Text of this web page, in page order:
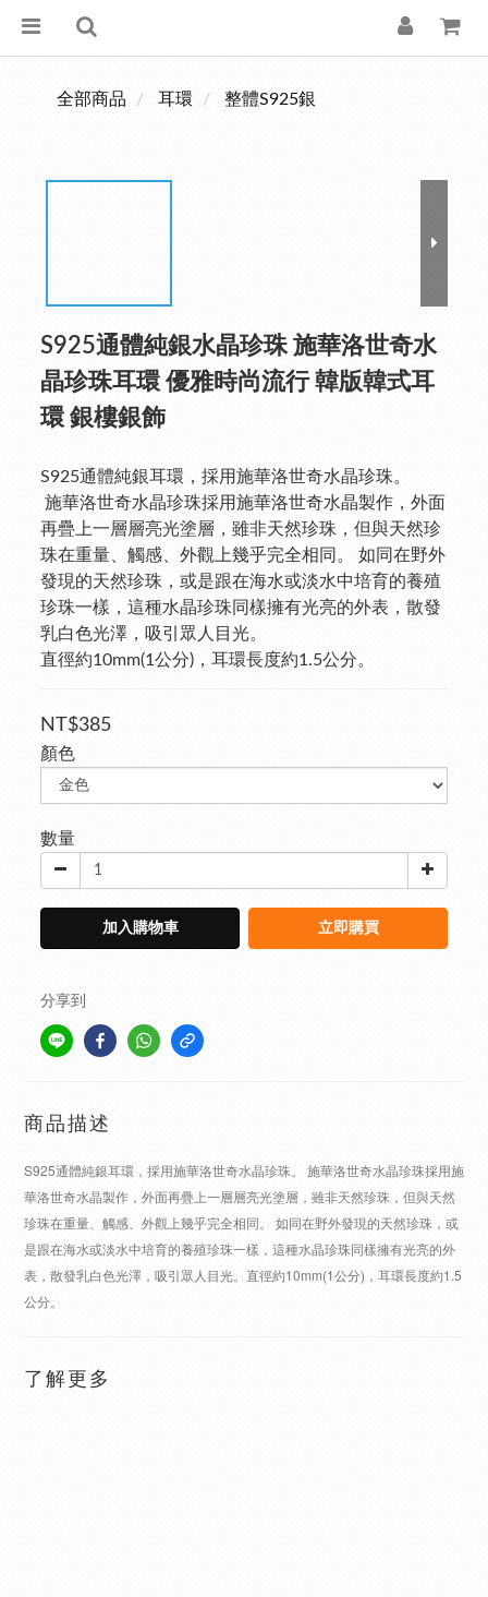
全部商品 耳環 整體S925銀
S925通體純銀水晶珍珠 施華洛世奇水
晶珍珠耳環 優雅時尚流行 韓版韓式耳
環 銀樓銀飾
S925通體純銀耳環，採用施華洛世奇水晶珍珠。
再疊上一層層亮光塗層，雖非天然珍珠，但與天然珍
珠在重量、觸感、外觀上幾乎完全相同。 如同在野外
發現的天然珍珠，或是跟在海水或淡水中培育的養殖
珍珠一樣，這種水晶珍珠同樣擁有光亮的外表，散發
乳白色光澤，吸引眾人目光。
直徑約10mm(1公分)，耳環長度約1.5公分。
NT$385
顏色
數量
加入購物車 立即購買
分享到
商品描述
S925通體純銀耳環，採用施華洛世奇水晶珍珠。 施華洛世奇水晶珍珠採用施
華洛世奇水晶製作，外面再疊上一層層亮光塗層，雖非天然珍珠，但與天然
珍珠在重量、觸感、外觀上幾乎完全相同。 如同在野外發現的天然珍珠，或
是跟在海水或淡水中培育的養殖珍珠一樣，這種水晶珍珠同樣擁有光亮的外
表，散發乳白色光澤，吸引眾人目光。直徑約10mm(1公分)，耳環長度約1.5
公分。
了解更多